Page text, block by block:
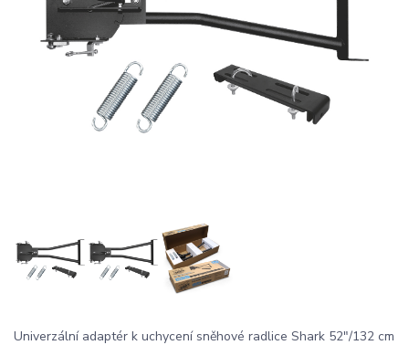
Univerzální adaptér k uchycení sněhové radlice Shark 52"/132 cm